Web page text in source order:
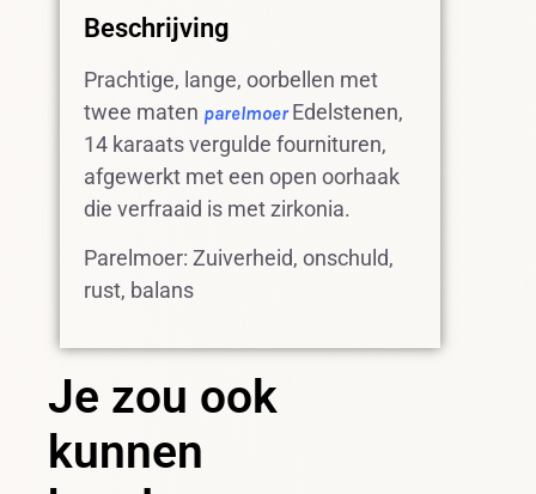
Beschrijving
Prachtige, lange, oorbellen met
twee maten parelmoer Edelstenen,
14 karaats vergulde fournituren,
afgewerkt met een open oorhaak
die verfraaid is met zirkonia.
Parelmoer: Zuiverheid, onschuld,
rust, balans
Je zou ook
kunnen